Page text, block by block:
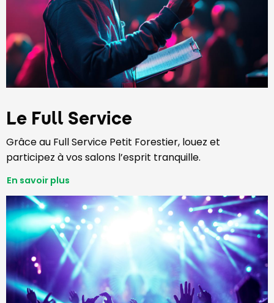
Le Full Service
Grâce au Full Service Petit Forestier, louez et
participez à vos salons l’esprit tranquille.
En savoir plus